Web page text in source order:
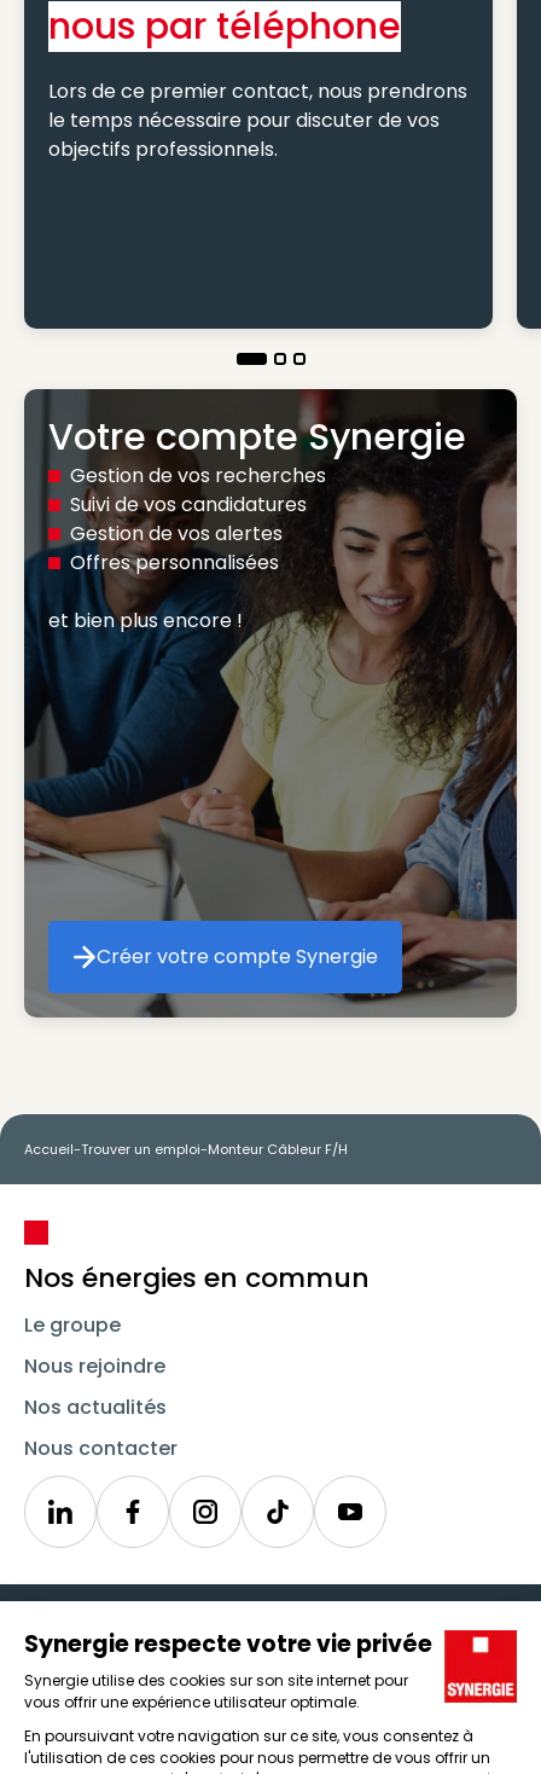
nous par téléphone
Lors de ce premier contact, nous prendrons
le temps nécessaire pour discuter de vos
objectifs professionnels.
Votre compte Synergie
Gestion de vos recherches
Suivi de vos candidatures
Gestion de vos alertes
Offres personnalisées
et bien plus encore !
Créer votre compte Synergie
Créer votre compte Synergie
Accueil-Trouver un emploi-Monteur Câbleur F/H
Nos énergies en commun
Le groupe
Nous rejoindre
Nos actualités
Nous contacter
LinkedinSynergieInstagramTikTok Youtube
Icône d'illustration
Candidats
Entreprises
Icône d'illustration
Nos agences
Icône d'illustration